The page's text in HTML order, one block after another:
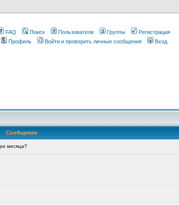
FAQ Поиск Пользователи Группы
Регистрация
Профиль
Войти и проверить личные сообщения Вход
Сообщение
месяца?